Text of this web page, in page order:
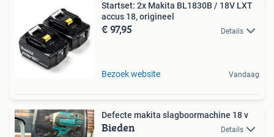
Startset: 2x Makita BL1830B / 18V LXT
accus 18, origineel
€ 97,95 Details
Bezoek website Vandaag
Defecte makita slagboormachine 18 v
Bieden Details